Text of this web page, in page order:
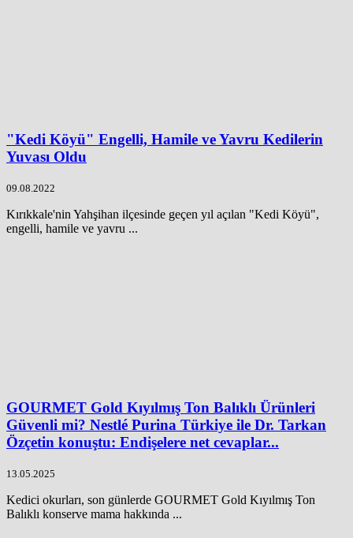
"Kedi Köyü" Engelli, Hamile ve Yavru Kedilerin
Yuvası Oldu
09.08.2022
Kırıkkale'nin Yahşihan ilçesinde geçen yıl açılan "Kedi Köyü",
engelli, hamile ve yavru ...
GOURMET Gold Kıyılmış Ton Balıklı Ürünleri
Güvenli mi? Nestlé Purina Türkiye ile Dr. Tarkan
Özçetin konuştu: Endişelere net cevaplar...
13.05.2025
Kedici okurları, son günlerde GOURMET Gold Kıyılmış Ton
Balıklı konserve mama hakkında ...